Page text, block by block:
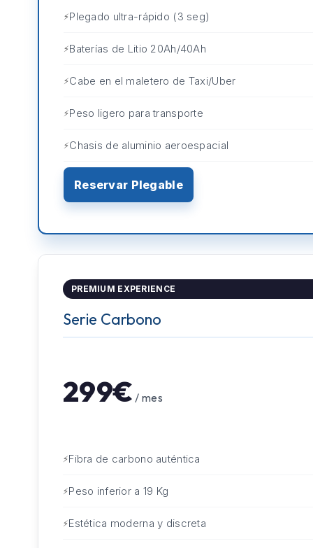
Plegado ultra-rápido (3 seg)
Baterías de Litio 20Ah/40Ah
Cabe en el maletero de Taxi/Uber
Peso ligero para transporte
Chasis de aluminio aeroespacial
Reservar Plegable
PREMIUM EXPERIENCE
Serie Carbono
299€ / mes
Fibra de carbono auténtica
Peso inferior a 19 Kg
Estética moderna y discreta